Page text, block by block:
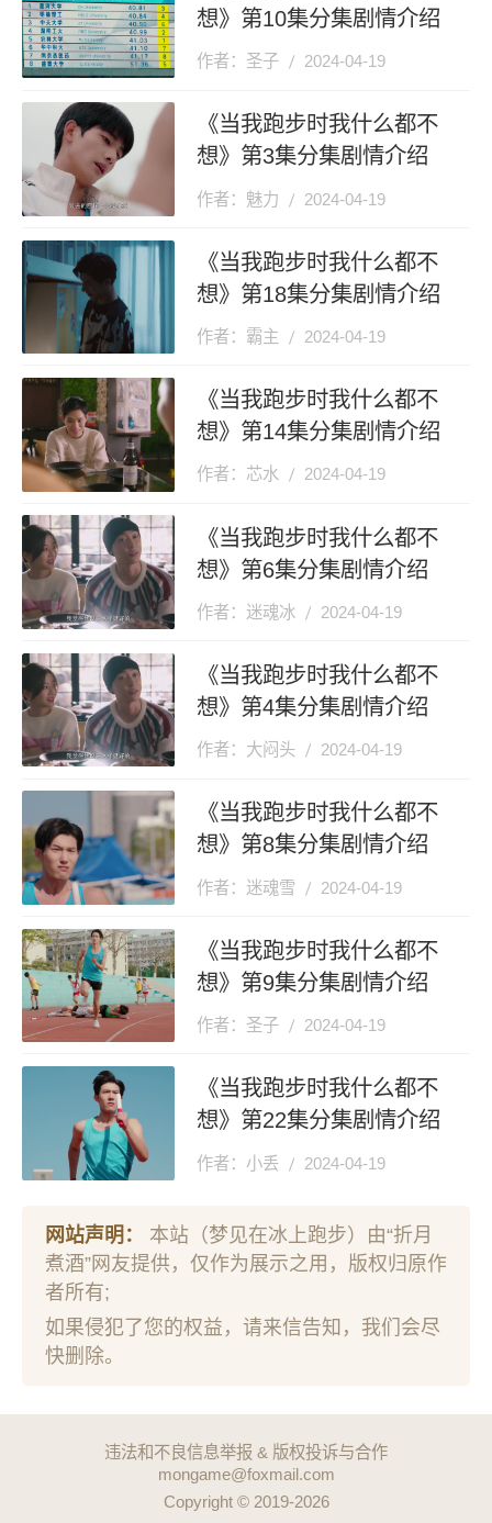
想》第10集分集剧情介绍
作者：圣子 2024-04-19
《当我跑步时我什么都不
想》第3集分集剧情介绍
作者：魅力 2024-04-19
《当我跑步时我什么都不
想》第18集分集剧情介绍
作者：霸主 2024-04-19
《当我跑步时我什么都不
想》第14集分集剧情介绍
作者：芯水 2024-04-19
《当我跑步时我什么都不
想》第6集分集剧情介绍
作者：迷魂冰 2024-04-19
《当我跑步时我什么都不
想》第4集分集剧情介绍
作者：大闷头 2024-04-19
《当我跑步时我什么都不
想》第8集分集剧情介绍
作者：迷魂雪 2024-04-19
《当我跑步时我什么都不
想》第9集分集剧情介绍
作者：圣子 2024-04-19
《当我跑步时我什么都不
想》第22集分集剧情介绍
作者：小丢 2024-04-19
网站声明：
本站（梦见在冰上跑步）由“折月
煮酒”网友提供，仅作为展示之用，版权归原作
者所有;
如果侵犯了您的权益，请来信告知，我们会尽
快删除。
违法和不良信息举报 & 版权投诉与合作
mongame@foxmail.com
Copyright © 2019-2026